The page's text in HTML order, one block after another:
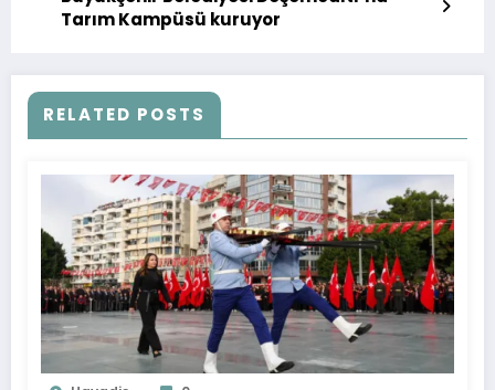
Tarım Kampüsü kuruyor
RELATED POSTS